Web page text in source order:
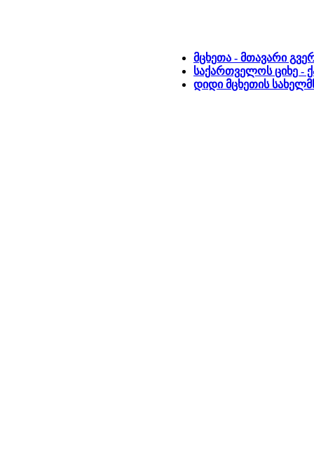
მცხეთა - მთავარი
საქართველოს ციხე -
დიდი მცხეთის